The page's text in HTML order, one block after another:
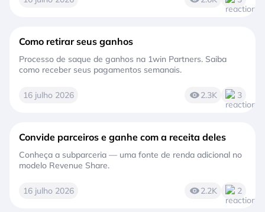
Como retirar seus ganhos
Processo de saque de ganhos na 1win Partners. Saiba
como receber seus pagamentos semanais.
16 julho 2026 2.3K 3
Convide parceiros e ganhe com a receita deles
Conheça a subparceria — uma fonte de renda adicional no
modelo Revenue Share.
16 julho 2026 2.2K 2